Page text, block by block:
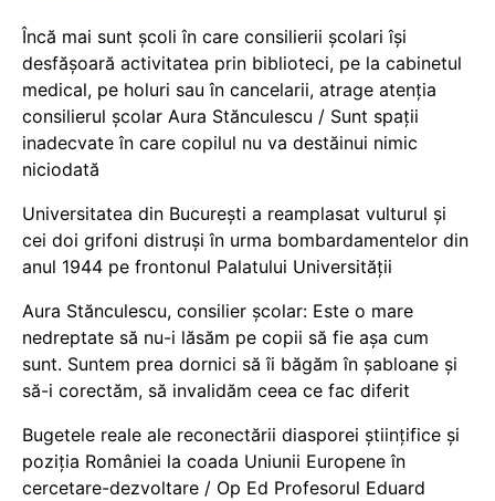
Încă mai sunt școli în care consilierii școlari își
desfășoară activitatea prin biblioteci, pe la cabinetul
medical, pe holuri sau în cancelarii, atrage atenția
consilierul școlar Aura Stănculescu / Sunt spații
inadecvate în care copilul nu va destăinui nimic
niciodată
Universitatea din București a reamplasat vulturul și
cei doi grifoni distruși în urma bombardamentelor din
anul 1944 pe frontonul Palatului Universității
Aura Stănculescu, consilier școlar: Este o mare
nedreptate să nu-i lăsăm pe copii să fie așa cum
sunt. Suntem prea dornici să îi băgăm în șabloane și
să-i corectăm, să invalidăm ceea ce fac diferit
Bugetele reale ale reconectării diasporei științifice și
poziția României la coada Uniunii Europene în
cercetare-dezvoltare / Op Ed Profesorul Eduard